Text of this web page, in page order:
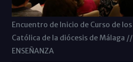
Encuentro de Inicio de Curso de
Católica de la diócesis de Málaga //
ENSEÑANZA